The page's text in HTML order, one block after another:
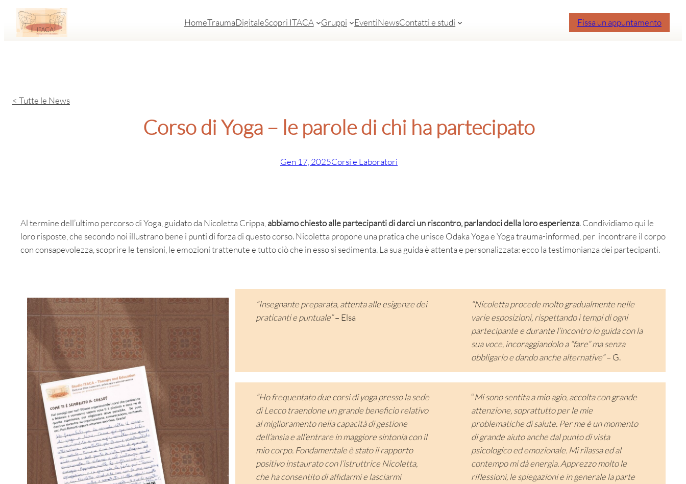
contenuto
HomeTraumaDigitaleScopri ITACA Gruppi EventiNewsContatti e studi Fissa un appuntamento
< Tutte le News
Corso di Yoga – le parole di chi ha partecipato
Gen 17, 2025Corsi e Laboratori
Al termine dell’ultimo percorso di Yoga, guidato da Nicoletta Crippa, abbiamo chiesto alle partecipanti di darci un riscontro, parlandoci della loro esperienza. Condividiamo qui le
loro risposte, che secondo noi illustrano bene i punti di forza di questo corso. Nicoletta propone una pratica che unisce Odaka Yoga e Yoga trauma-informed, per incontrare il corpo
con consapevolezza, scoprire le tensioni, le emozioni trattenute e tutto ciò che in esso si sedimenta. La sua guida è attenta e personalizzata: ecco la testimonianza dei partecipanti.
“Insegnante preparata, attenta alle esigenze dei
praticanti e puntuale”– Elsa
“Nicoletta procede molto gradualmente nelle
varie esposizioni, rispettando i tempi di ogni
partecipante e durante l’incontro lo guida con la
sua voce, incoraggiandolo a “fare” ma senza
obbligarlo e dando anche alternative”– G.
“Ho frequentato due corsi di yoga presso la sede
di Lecco traendone un grande beneficio relativo
al miglioramento nella capacità di gestione
dell’ansia e all’entrare in maggiore sintonia con il
mio corpo. Fondamentale è stato il rapporto
positivo instaurato con l’istruttrice Nicoletta,
che ha consentito di affidarmi e lasciarmi
“Mi sono sentita a mio agio, accolta con grande
attenzione, soprattutto per le mie
problematiche di salute. Per me è un momento
di grande aiuto anche dal punto di vista
psicologico ed emozionale. Mi rilassa ed al
contempo mi dà energia. Apprezzo molto le
riflessioni, le spiegazioni e in generale la parte